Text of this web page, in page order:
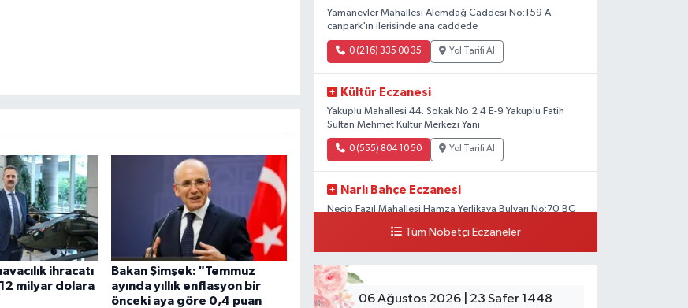
ihracatı
milyar dolara
Bakan Şimşek: "Temmuz
ayında yıllık enflasyon bir
önceki aya göre 0,4 puan
Yamanevler Mahallesi Alemdağ Caddesi No:159 A
canpark'ın ilerisinde ana caddede
0 (216) 335 00 35 Yol Tarifi Al
Kültür Eczanesi
Yakuplu Mahallesi 44. Sokak No:2 4 E-9 Yakuplu Fatih
Sultan Mehmet Kültür Merkezi Yanı
0 (555) 804 10 50 Yol Tarifi Al
Narlı Bahçe Eczanesi
Necip Fazıl Mahallesi Hamza Yerlikaya Bulvarı No:70 BC
0 (216) 784 50 77 Yol Tarifi Al
Erenköy Rüzgar Eczanesi
Erenköy Mahallesi Kantarcırıza Sokak No:23 B
Tüm Nöbetçi Eczaneler
06 Ağustos 2026 | 23 Safer 1448